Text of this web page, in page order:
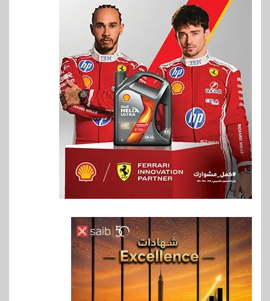
6
اخبار
غرفة القاهرة تنظم ندوة إلكترونية
لدعم الصادرات وتحقيق
مستهدفات رؤية مصر 2030